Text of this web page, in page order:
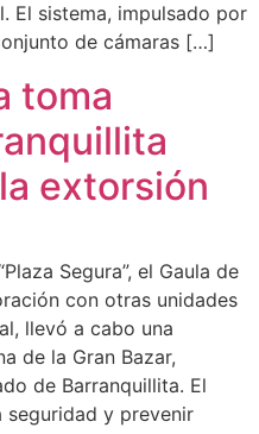
El sistema, impulsado por
de cámaras […]
toma
extorsión
Segura”, el Gaula de
con otras unidades
llevó a cabo una
de la Gran Bazar,
de Barranquillita. El
y prevenir